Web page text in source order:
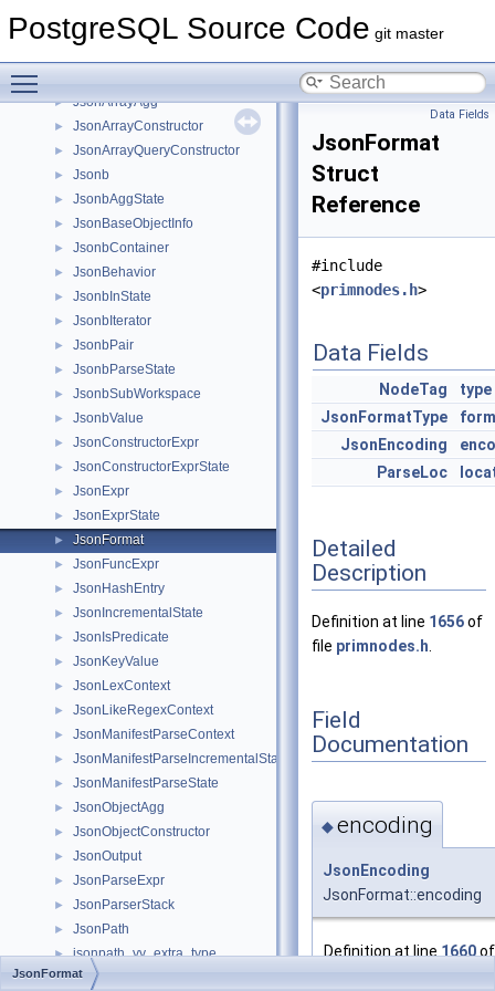
PostgreSQL Source Code git master
► JsonAggConstructor
► JsonArrayAgg
► JsonArrayConstructor
► JsonArrayQueryConstructor
► Jsonb
► JsonbAggState
► JsonBaseObjectInfo
► JsonbContainer
► JsonBehavior
► JsonbInState
► JsonbIterator
► JsonbPair
► JsonbParseState
► JsonbSubWorkspace
► JsonbValue
► JsonConstructorExpr
► JsonConstructorExprState
► JsonExpr
► JsonExprState
► JsonFormat
► JsonFuncExpr
► JsonHashEntry
► JsonIncrementalState
► JsonIsPredicate
► JsonKeyValue
► JsonLexContext
► JsonLikeRegexContext
► JsonManifestParseContext
► JsonManifestParseIncrementalState
► JsonManifestParseState
► JsonObjectAgg
► JsonObjectConstructor
► JsonOutput
► JsonParseExpr
► JsonParserStack
► JsonPath
► jsonpath_yy_extra_type
► JsonPathExecContext
Data Fields
JsonFormat
Struct
Reference
#include
<primnodes.h>
Data Fields
NodeTag
type
JsonFormatType
JsonEncoding
ParseLoc
Detailed
Description
Definition at line 1656of
file primnodes.h
Field
Documentation
◆encoding
JsonEncoding
JsonFormat::encoding
Definition at line 1660
JsonFormat